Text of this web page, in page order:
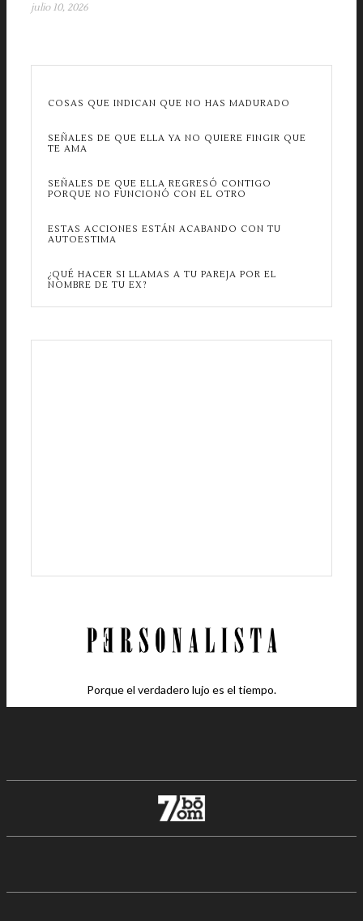
julio 10, 2026
COSAS QUE INDICAN QUE NO HAS MADURADO
SEÑALES DE QUE ELLA YA NO QUIERE FINGIR QUE
TE AMA
SEÑALES DE QUE ELLA REGRESÓ CONTIGO
PORQUE NO FUNCIONÓ CON EL OTRO
ESTAS ACCIONES ESTÁN ACABANDO CON TU
AUTOESTIMA
¿QUÉ HACER SI LLAMAS A TU PAREJA POR EL
NOMBRE DE TU EX?
Porque el verdadero lujo es el tiempo.